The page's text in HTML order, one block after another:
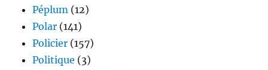
Péplum (12)
Polar (141)
Policier (157)
Politique (3)